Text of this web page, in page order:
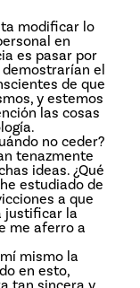
modificar lo
en
es pasar por
el
de que
y estemos
las cosas
no ceder?
tenazmente
ideas. ¿Qué
estudiado de
a que
justificar la
me aferro a
mismo la
en esto,